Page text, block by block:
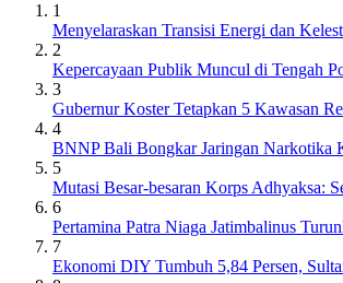
1
Menyelaraskan Transisi Energi dan
2
Kepercayaan Publik Muncul di Tengah
3
Gubernur Koster Tetapkan 5 Kawasan
4
BNNP Bali Bongkar Jaringan Narkotika
5
Mutasi Besar-besaran Korps Adhyaksa:
6
Pertamina Patra Niaga Jatimbalinus
7
Ekonomi DIY Tumbuh 5,84 Persen,